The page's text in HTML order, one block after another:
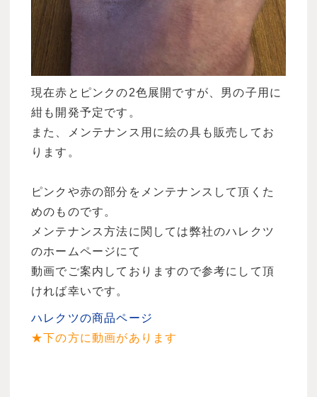
現在赤とピンクの2色展開ですが、男の子用に
紺も開発予定です。
また、メンテナンス用に絵の具も販売してお
ります。
ピンクや赤の部分をメンテナンスして頂くた
めのものです。
メンテナンス方法に関しては弊社のハレクツ
のホームページにて
動画でご案内しておりますので参考にして頂
ければ幸いです。
ハレクツの商品ページ
★下の方に動画があります